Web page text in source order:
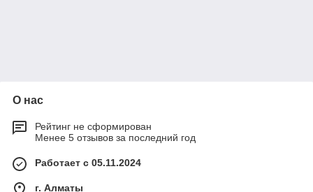
О нас
Рейтинг не сформирован
Менее 5 отзывов за последний год
Работает с 05.11.2024
г. Алматы